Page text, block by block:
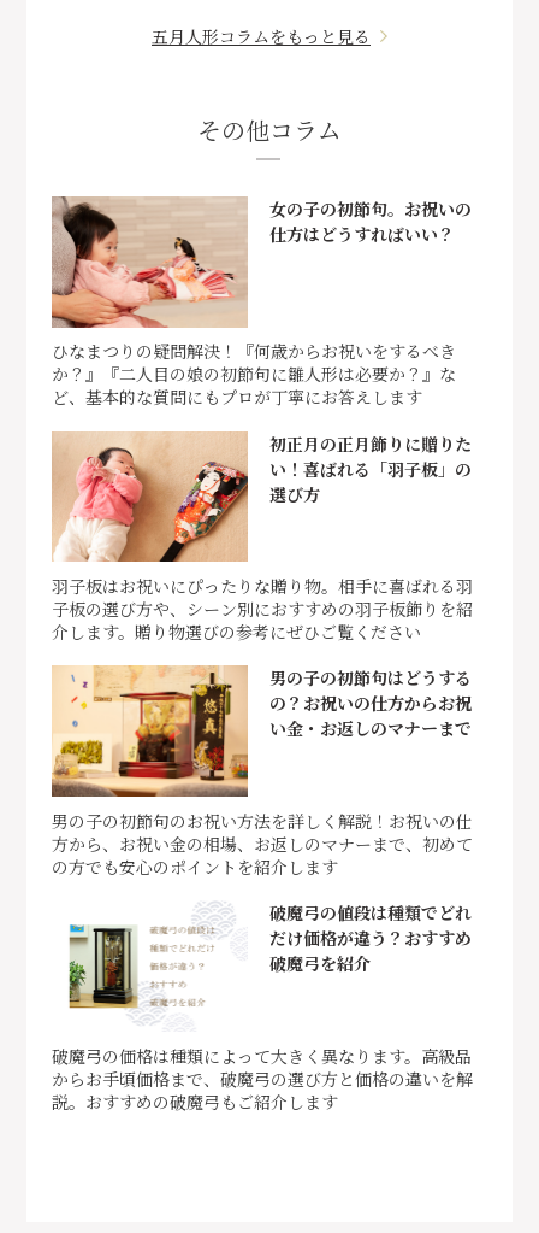
五月人形コラムをもっと見る
その他コラム
女の子の初節句。お祝いの
仕方はどうすればいい？
ひなまつりの疑問解決！『何歳からお祝いをするべき
か？』『二人目の娘の初節句に雛人形は必要か？』な
ど、基本的な質問にもプロが丁寧にお答えします
初正月の正月飾りに贈りた
い！喜ばれる「羽子板」の
選び方
羽子板はお祝いにぴったりな贈り物。相手に喜ばれる羽
子板の選び方や、シーン別におすすめの羽子板飾りを紹
介します。贈り物選びの参考にぜひご覧ください
男の子の初節句はどうする
の？お祝いの仕方からお祝
い金・お返しのマナーまで
男の子の初節句のお祝い方法を詳しく解説！お祝いの仕
方から、お祝い金の相場、お返しのマナーまで、初めて
の方でも安心のポイントを紹介します
破魔弓の値段は種類でどれ
だけ価格が違う？おすすめ
破魔弓を紹介
破魔弓の価格は種類によって大きく異なります。高級品
からお手頃価格まで、破魔弓の選び方と価格の違いを解
説。おすすめの破魔弓もご紹介します